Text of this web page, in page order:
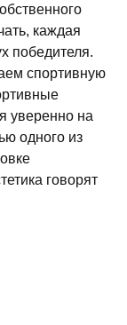
каждая
победителя.
спортивную
уверенно на
одного из
говорят